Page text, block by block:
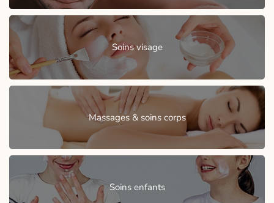
Soins visage
Massages & soins corps
Soins enfants